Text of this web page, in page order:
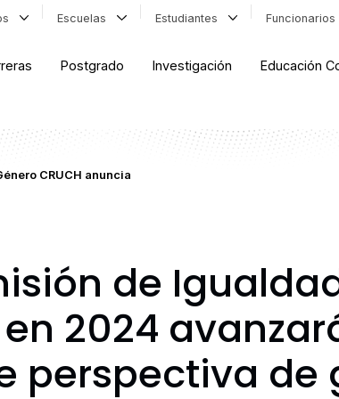
Escuelas Estudiantes Funcionarios
Postgrado Investigación Educación
CRUCH anuncia
de
2024
perspectiva de